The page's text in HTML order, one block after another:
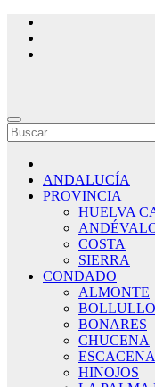
Saltar
contenido
ANDALUCÍA
PROVINCIA
HUELVA
COSTA
SIERRA
CONDADO
ALMONTE
BONARES
CHUCENA
HINOJOS